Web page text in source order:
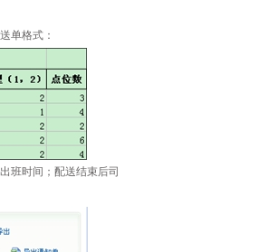
单格式：
班时间；配送结束后司